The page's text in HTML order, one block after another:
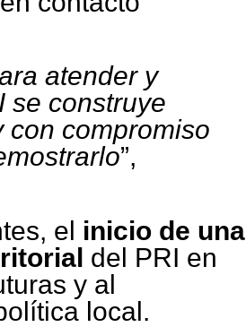
atender y
se construye
con compromiso
”,
el inicio de una
del PRI en
y al
local.